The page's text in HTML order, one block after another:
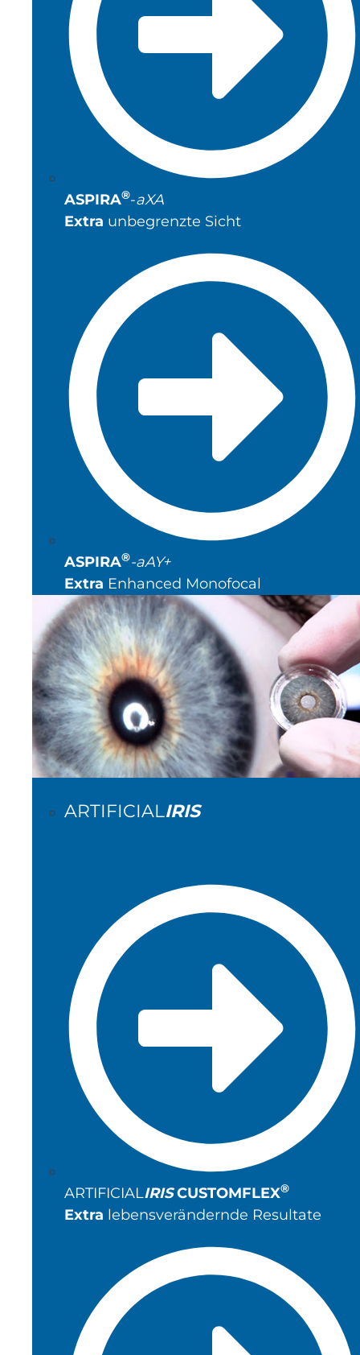
ASPIRA®-aXA
Extra unbegrenzte Sicht
ASPIRA®-aAY+
Extra Enhanced Monofocal
ARTIFICIALIRIS
ARTIFICIALIRIS CUSTOMFLEX®
Extra lebensverändernde Resultate